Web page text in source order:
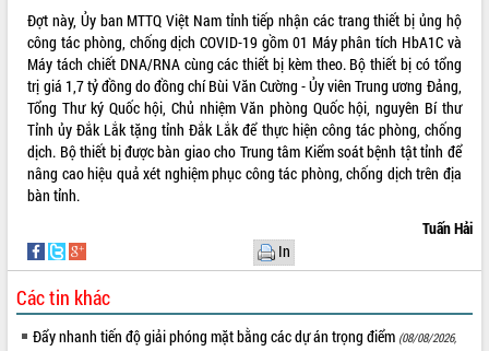
2026
Khám bệnh, cấp phát thuốc miễn phí
và tặng quà người dân xã Cư Pui
Hội nghị UBND tỉnh Đắk Lắk thường kỳ
tháng 7/2026
Lễ truy tặng danh hiệu “Bà Mẹ Việt
Nam Anh hùng” và trao Huân chương
Lao động
Kỳ họp thứ Hai, Hội đồng nhân dân
quan trọng
Bí thư Tỉnh ủy Lương Nguyễn Minh
ALBUM ẢNH
Đợt này, Ủy ban MTTQ Việt Nam tỉnh tiếp nhận các trang thiết bị ủng hộ
công tác phòng, chống dịch COVID-19 gồm 01 Máy phân tích HbA1C và
Máy tách chiết DNA/RNA cùng các thiết bị kèm theo. Bộ thiết bị có tổng
trị giá 1,7 tỷ đồng do đồng chí Bùi Văn Cường - Ủy viên Trung ương Đảng,
Tổng Thư ký Quốc hội, Chủ nhiệm Văn phòng Quốc hội, nguyên Bí thư
Tỉnh ủy Đắk Lắk tặng tỉnh Đắk Lắk để thực hiện công tác phòng, chống
dịch. Bộ thiết bị được bàn giao cho Trung tâm Kiểm soát bệnh tật tỉnh để
nâng cao hiệu quả xét nghiệm phục công tác phòng, chống dịch trên địa
bàn tỉnh.
Tuấn Hải
In
Các tin khác
Đẩy nhanh tiến độ giải phóng mặt bằng các dự án trọng điểm (08/08/2026,